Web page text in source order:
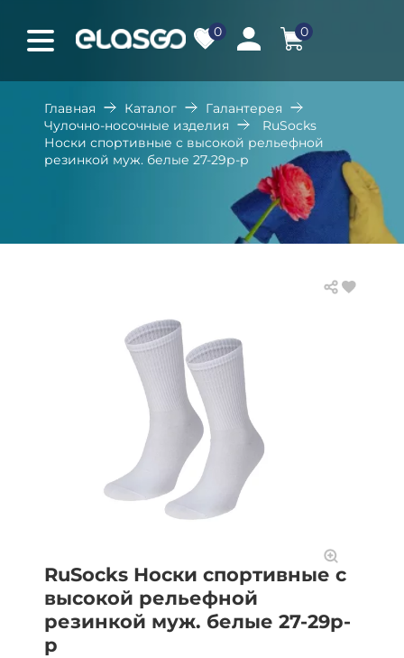
0 0
Главная Каталог
Галантерея
Чулочно-носочные изделия
RuSocks
Носки спортивные с высокой рельефной
резинкой муж. белые 27-29р-р
RuSocks Носки спортивные с
высокой рельефной
резинкой муж. белые 27-29р-
р